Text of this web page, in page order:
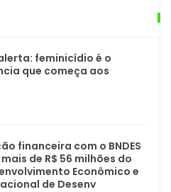
feminicídio é o
que começa aos
financeira com o BNDES
de R$ 56 milhões do
Econômico e
de Desenv